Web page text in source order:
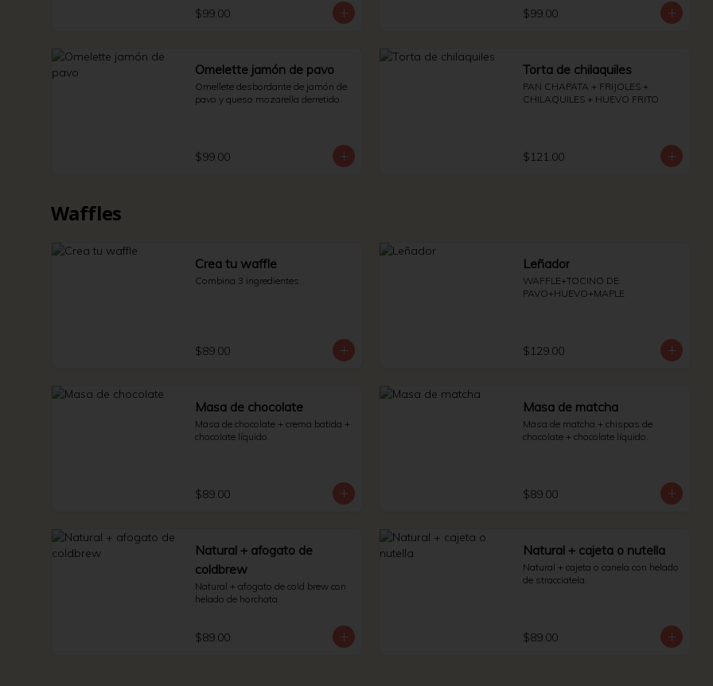
$99.00 $99.00
Omelette jamón de pavo
Omellete desbordante de jamón de
pavo y queso mozarella derretido.
$99.00
Torta de chilaquiles
PAN CHAPATA + FRIJOLES +
CHILAQUILES + HUEVO FRITO
$121.00
Waffles
Crea tu waffle
Combina 3 ingredientes.
$89.00
Leñador
WAFFLE+TOCINO DE
PAVO+HUEVO+MAPLE
$129.00
Masa de chocolate
Masa de chocolate + crema batida +
chocolate líquido.
$89.00
Masa de matcha
Masa de matcha + chispas de
chocolate + chocolate líquido.
$89.00
Natural + afogato de
coldbrew
Natural + afogato de cold brew con
helado de horchata.
$89.00
Natural + cajeta o nutella
Natural + cajeta o canela con helado
de stracciatela.
$89.00